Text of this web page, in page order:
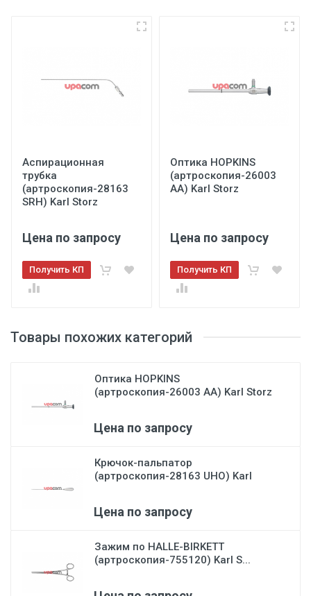
Товары похожих категорий
Оптика HOPKINS
(артроскопия-26003 АА) Karl Storz
Цена по запросу
Крючок-пальпатор
(артроскопия-28163 UHO) Karl
Цена по запросу
Зажим по HALLE-BIRKETT
(артроскопия-755120) Karl S...
Аспирационная
трубка
(артроскопия-28163
SRH) Karl Storz
Цена по запросу
Получить КП
Оптика HOPKINS
(артроскопия-26003
АА) Karl Storz
Цена по запросу
Получить КП